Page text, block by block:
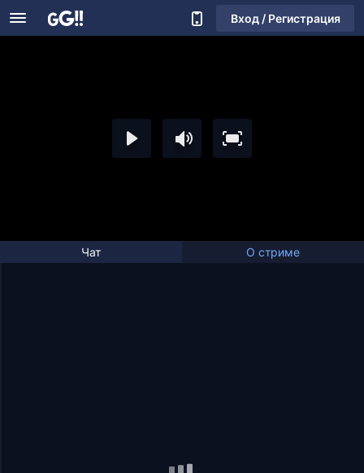
Вход / Регистрация
Чат О стриме